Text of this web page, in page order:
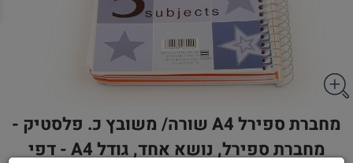
מחברת ספירל A4 שורה/ משובץ כ. פלסטיק -
מחברת ספירל, נושא אחד, גודל A4 - דפי